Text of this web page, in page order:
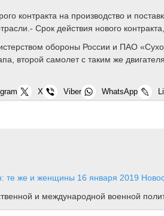
контракта на производство и
Срок действия нового
обороны России и ПАО
второй самолет с таким же
X Viber WhatsApp
те же и женщины 16 января 2019
и международной военной